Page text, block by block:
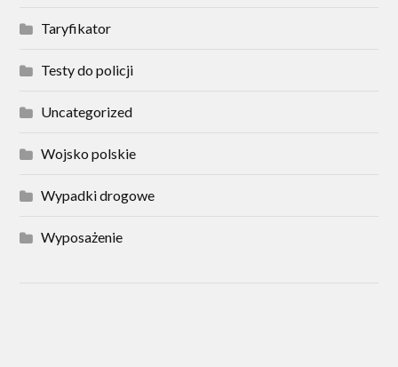
Taryfikator
Testy do policji
Uncategorized
Wojsko polskie
Wypadki drogowe
Wyposażenie